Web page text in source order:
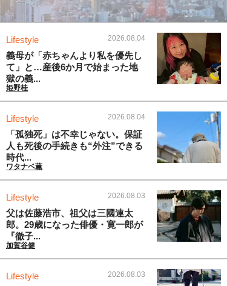
Lifestyle 2026.08.04
義母が「赤ちゃんより私を優先し
て」と…産後6か月で始まった地
獄の義...
姫野桂
Lifestyle 2026.08.04
「孤独死」は不幸じゃない。保証
人も死後の手続きも“外注”できる
時代...
ワタナベ薫
Lifestyle 2026.08.03
父は佐藤浩市、祖父は三國連太
郎。29歳になった俳優・寛一郎が
『徹子...
加賀谷健
Lifestyle 2026.08.03